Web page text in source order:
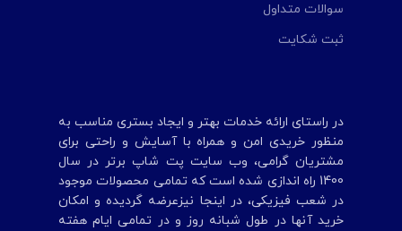
سوالات متداول
ثبت شکایت
در راستای ارائه خدمات بهتر و ایجاد بستری مناسب به
منظور خریدی امن و همراه با آسایش و راحتی برای
مشتریان گرامی، وب سایت پت شاپ برتر در سال
1400 راه اندازی شده است که تمامی محصولات موجود
در شعب‌ فیزیکی، در اینجا نیزعرضه گردیده و امکان
خرید آنها در طول شبانه روز و در تمامی ایام هفته